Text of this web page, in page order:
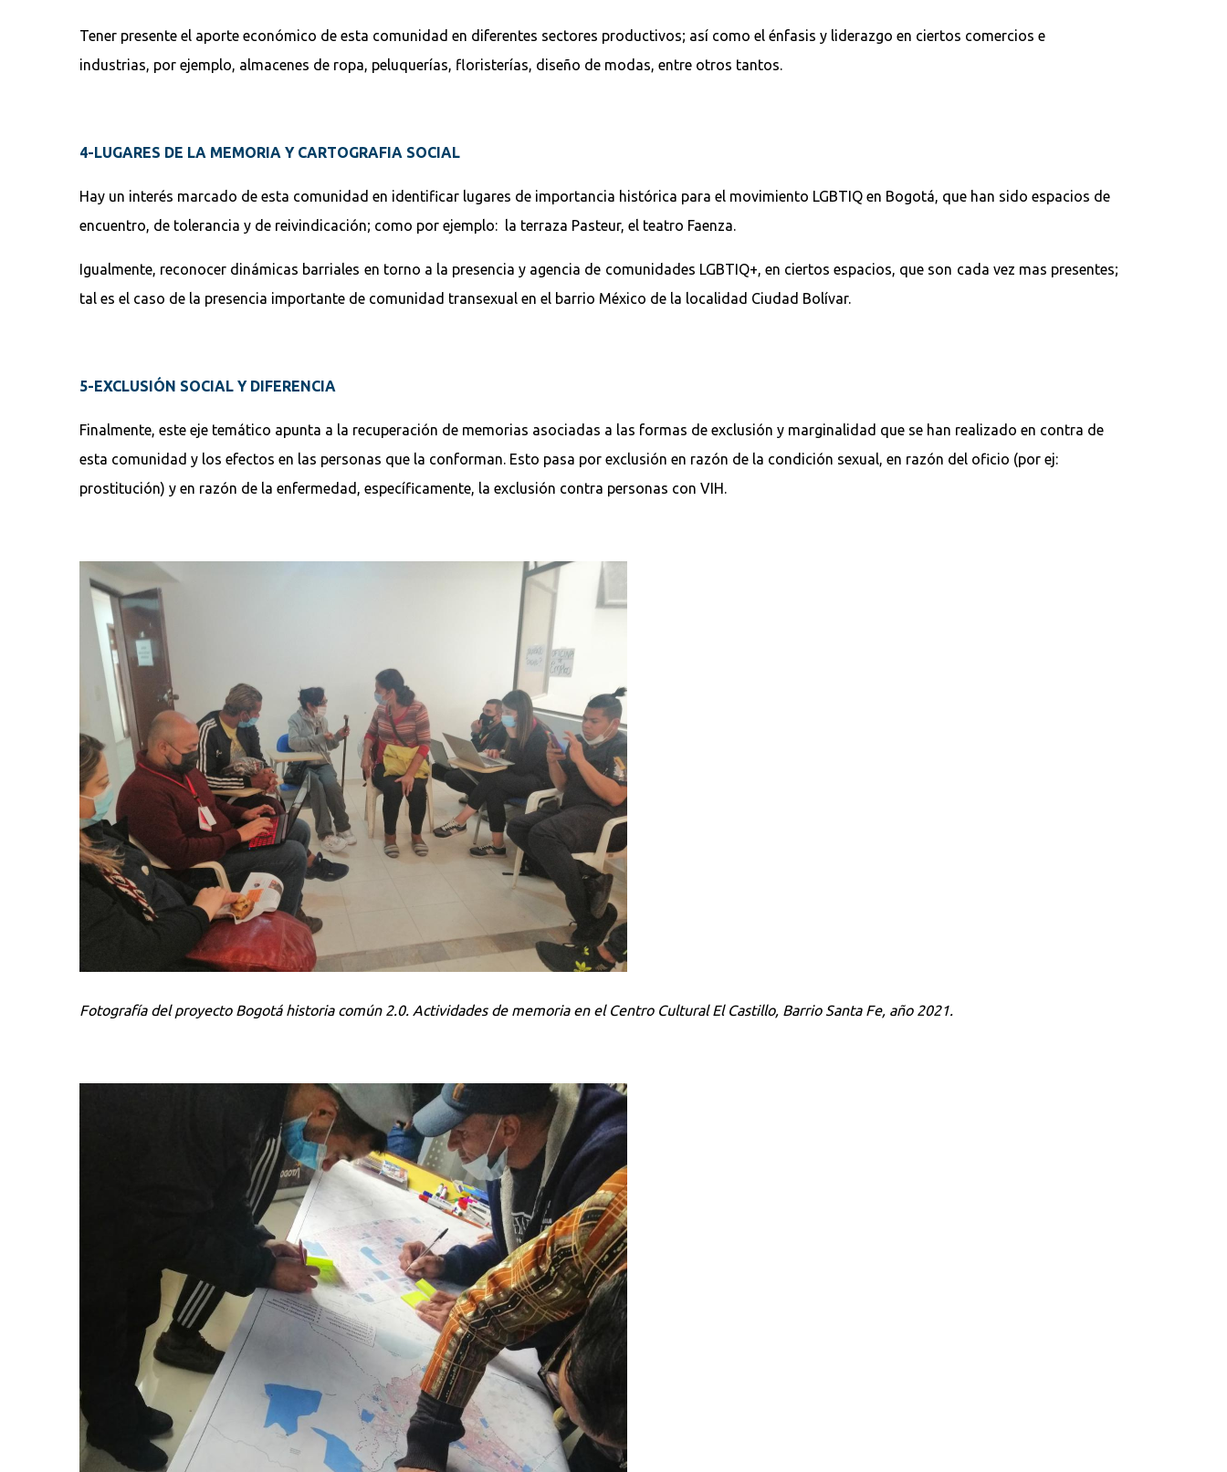
Tener presente el aporte económico de esta comunidad en diferentes sectores productivos; así como el énfasis y liderazgo en ciertos comercios e
industrias, por ejemplo, almacenes de ropa, peluquerías, floristerías, diseño de modas, entre otros tantos.
4-LUGARES DE LA MEMORIA Y CARTOGRAFIA SOCIAL
Hay un interés marcado de esta comunidad en identificar lugares de importancia histórica para el movimiento LGBTIQ en Bogotá, que han sido espacios de
encuentro, de tolerancia y de reivindicación; como por ejemplo: la terraza Pasteur, el teatro Faenza.
Igualmente, reconocer dinámicas barriales en torno a la presencia y agencia de comunidades LGBTIQ+, en ciertos espacios, que son cada vez mas presentes;
tal es el caso de la presencia importante de comunidad transexual en el barrio México de la localidad Ciudad Bolívar.
5-EXCLUSIÓN SOCIAL Y DIFERENCIA
Finalmente, este eje temático apunta a la recuperación de memorias asociadas a las formas de exclusión y marginalidad que se han realizado en contra de
esta comunidad y los efectos en las personas que la conforman. Esto pasa por exclusión en razón de la condición sexual, en razón del oficio (por ej:
prostitución) y en razón de la enfermedad, específicamente, la exclusión contra personas con VIH.
Fotografía del proyecto Bogotá historia común 2.0. Actividades de memoria en el Centro Cultural El Castillo, Barrio Santa Fe, año 2021.